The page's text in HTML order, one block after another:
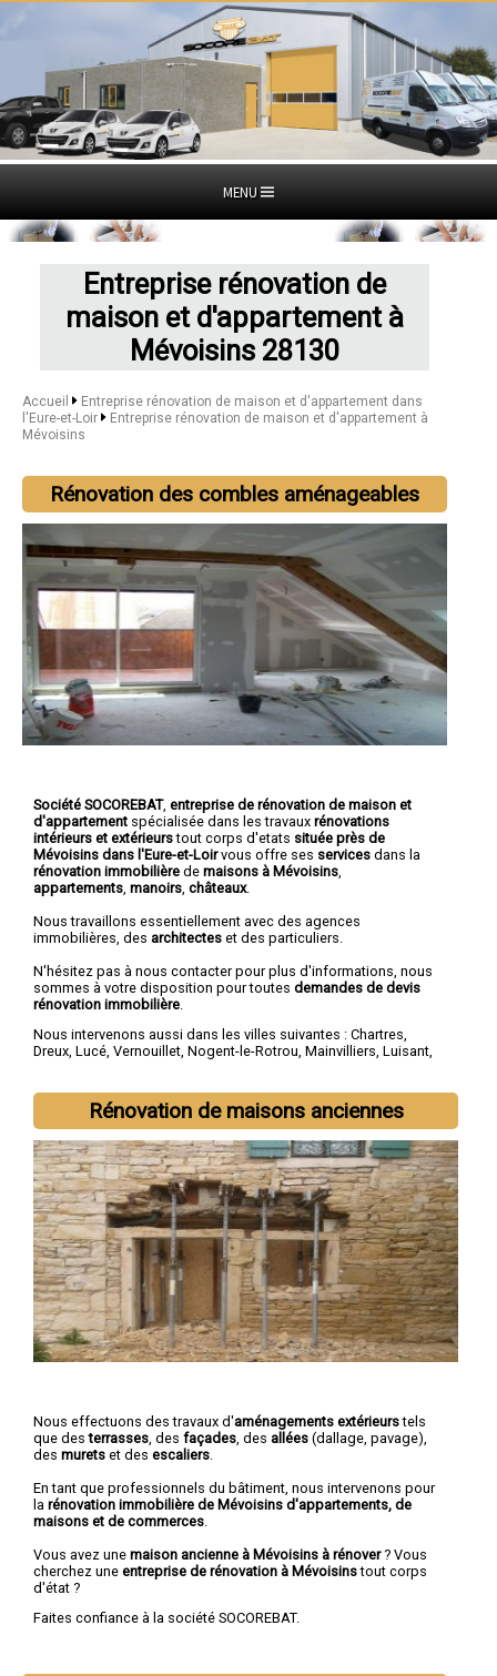
MENU
Entreprise rénovation de
maison et d'appartement à
Mévoisins 28130
Accueil
Entreprise rénovation de maison et d'appartement dans
l'Eure-et-Loir
Entreprise rénovation de maison et d'appartement à
Mévoisins
Rénovation des combles aménageables
Société SOCOREBAT, entreprise de rénovation de maison et
d'appartement spécialisée dans les travaux rénovations
intérieurs et extérieurstout corps d'etats située près de
Mévoisins dans l'Eure-et-Loirvous offre ses services dans la
rénovation immobilière de maisons à Mévoisins
appartements manoirs châteaux.
Nous travaillons essentiellement avec des agences
immobilières, des architectes et des particuliers.
N'hésitez pas à nous contacter pour plus d'informations, nous
sommes à votre disposition pour toutes demandes de devis
rénovation immobilière
Nous intervenons aussi dans les villes suivantes : Chartres,
Dreux, Lucé, Vernouillet, Nogent-le-Rotrou, Mainvilliers, Luisant,
Rénovation de maisons anciennes
Nous effectuons des travaux d'aménagements extérieurstels
que desterrasses , des façades , des allées (dallage, pavage),
des murets et des escaliers
En tant que professionnels du bâtiment, nous intervenons pour
la rénovation immobilière de Mévoisins d'appartements, de
maisons et de commerces
Vous avez une maison ancienne à Mévoisins à rénover? Vous
cherchez une entreprise de rénovation à Mévoisinstout corps
d'état ?
Faites confiance à la société SOCOREBAT.